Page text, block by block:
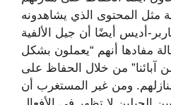
مثل المحتوى الذي يشاهدونه
أديس أيضًا أن جيل الألفية
مفادها أنهم “يعملون بشكل
آبائنا” من خلال الحفاظ على
منازلهم. ومن غير المستغرب أن